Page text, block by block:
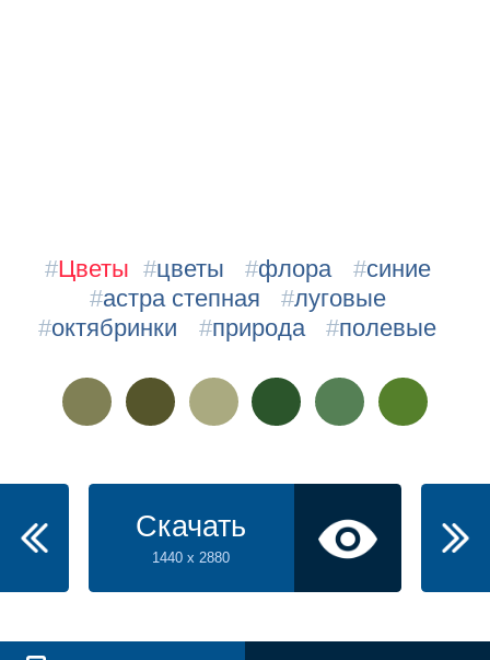
#Цветы #цветы #флора #синие
#астра степная #луговые
#октябринки #природа #полевые
Скачать
1440 x 2880